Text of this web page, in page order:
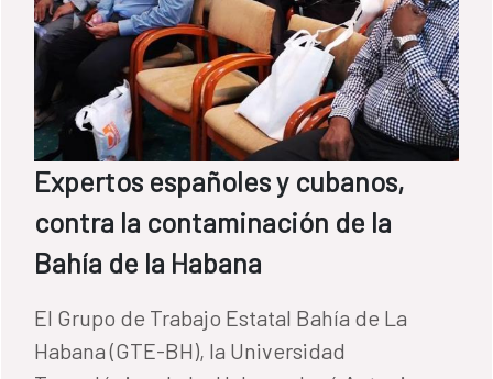
Expertos españoles y cubanos,
contra la contaminación de la
Bahía de la Habana
​El Grupo de Trabajo Estatal Bahía de La
Habana (GTE-BH), la Universidad